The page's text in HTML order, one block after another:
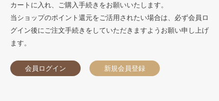
カートに入れ、ご購入手続きをお願いいたします。
当ショップのポイント還元をご活用されたい場合は、必ず会員ロ
グイン後にご注文手続きをしていただきますようお願い申し上げ
ます。
会員ログイン 新規会員登録